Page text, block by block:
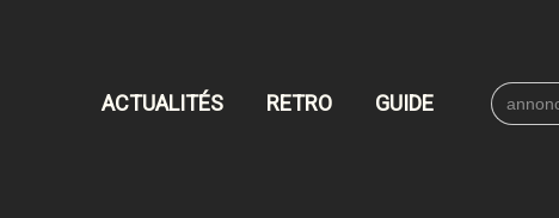
ACTUALITÉS RETRO GUIDE
Search
for: